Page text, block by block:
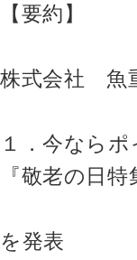
【要約】
株式会社 魚
１．今なら
『敬老の日特
を発表